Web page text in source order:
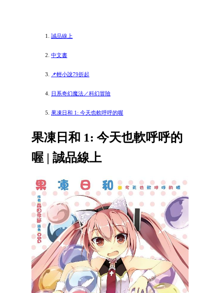
誠品線上
中文書
📌輕小說79折起
日系奇幻魔法／科幻冒險
果凍日和 1: 今天也軟呼呼的喔
果凍日和 1: 今天也軟呼呼的
喔 | 誠品線上